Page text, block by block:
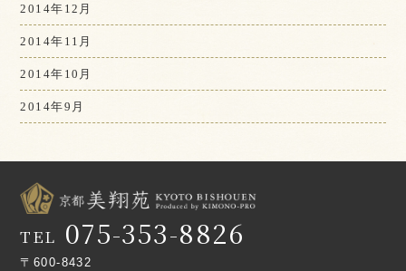
2014年12月
2014年11月
2014年10月
2014年9月
TEL 075-353-8826
〒600-8432